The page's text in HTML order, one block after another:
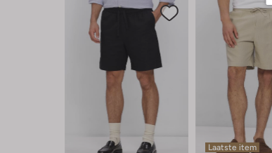
Laatste item